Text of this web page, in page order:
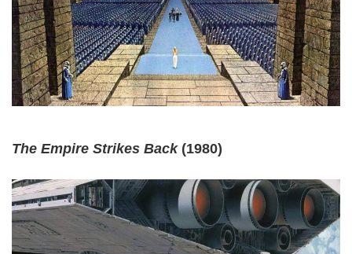
The Empire Strikes Back (1980)